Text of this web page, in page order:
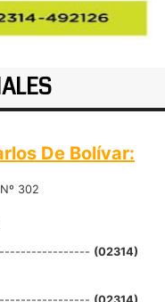
De Bolívar:
302
(02314)